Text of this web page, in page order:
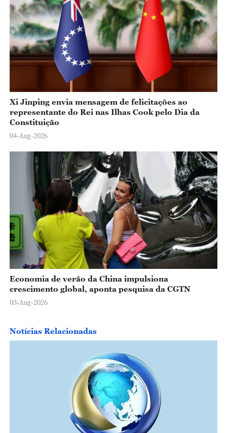
Xi Jinping envia mensagem de felicitações ao
representante do Rei nas Ilhas Cook pelo Dia da
Constituição
04-Aug-2026
Economia de verão da China impulsiona
crescimento global, aponta pesquisa da CGTN
03-Aug-2026
Notícias Relacionadas